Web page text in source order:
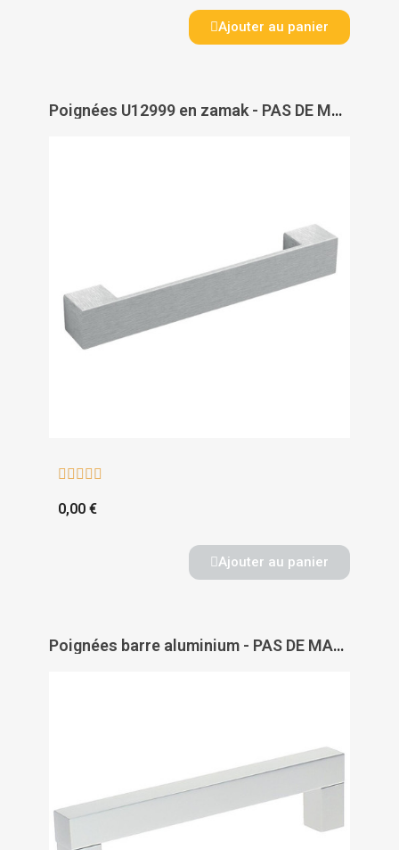
Ajouter au panier
Poignées U12999 en zamak - PAS DE MARQUE
    
0,00 €
Ajouter au panier
Poignées barre aluminium - PAS DE MARQUE